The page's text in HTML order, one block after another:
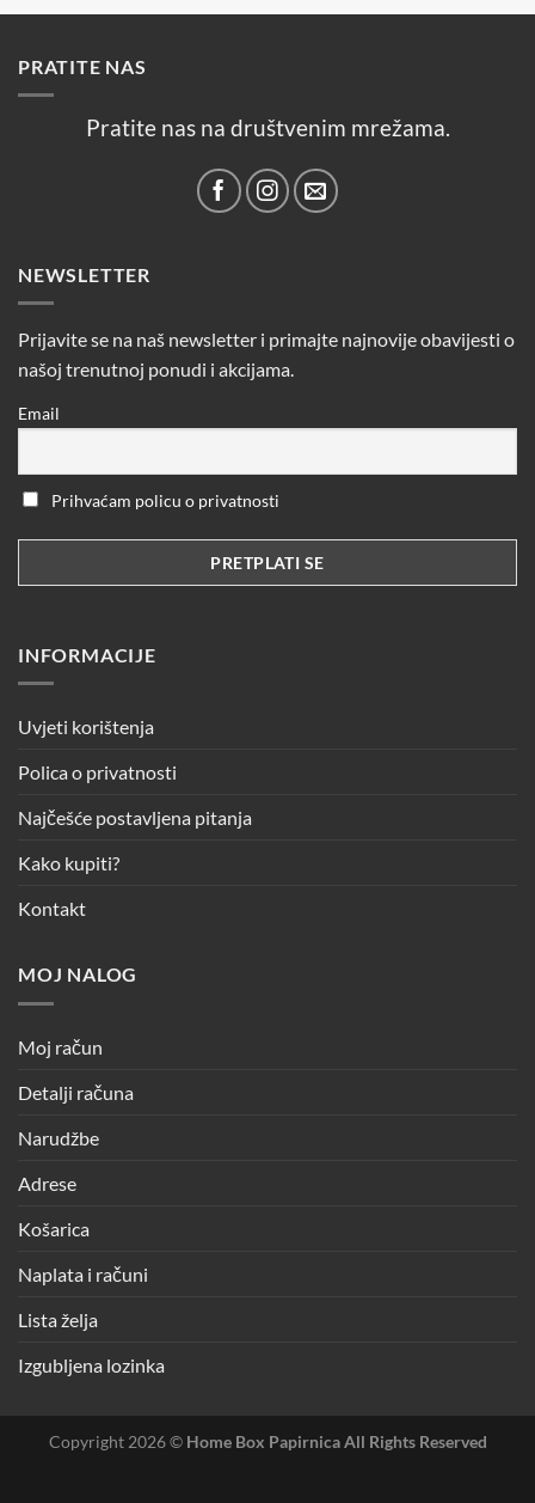
PRATITE NAS
Pratite nas na društvenim mrežama.
NEWSLETTER
Prijavite se na naš newsletter i primajte najnovije obavijesti o
našoj trenutnoj ponudi i akcijama.
Email
Prihvaćam policu o privatnosti
INFORMACIJE
Uvjeti korištenja
Polica o privatnosti
Najčešće postavljena pitanja
Kako kupiti?
Kontakt
MOJ NALOG
Moj račun
Detalji računa
Narudžbe
Adrese
Košarica
Naplata i računi
Lista želja
Izgubljena lozinka
Copyright 2026 © Home Box Papirnica All Rights Reserved